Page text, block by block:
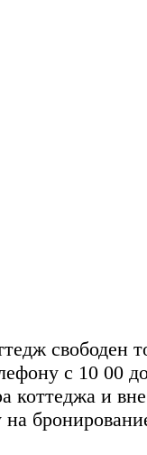
свободен
с 10 00
коттеджа и